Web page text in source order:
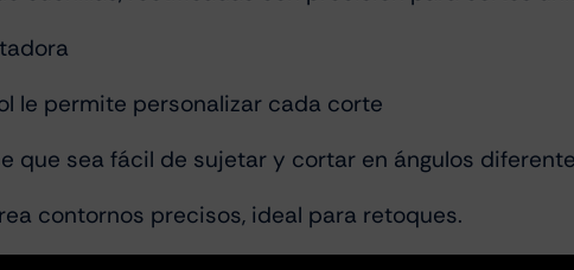
le permite personalizar cada corte
que sea fácil de sujetar y cortar en ángulos
contornos precisos, ideal para retoques.